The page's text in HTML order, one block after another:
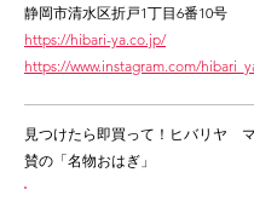
静岡市清水区折戸1丁目6番10号
https://hibari-ya.co.jp/
https://www.instagram.com/
見つけたら即買って！ヒバリヤ
賛の「名物おはぎ」